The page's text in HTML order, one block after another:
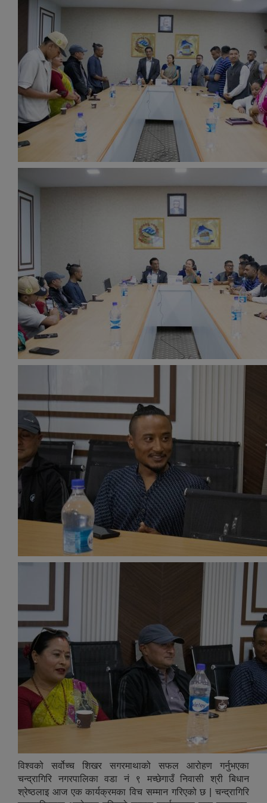
विश्वको सर्वोच्च शिखर सगरमाथाको सफल आरोहण गर्नुभएका
चन्द्रागिरि नगरपालिका वडा नं ९ मच्छेगाउँ निवासी श्री बिधान
श्रेष्ठलाइ आज एक कार्यक्रमका विच सम्मान गरिएको छ | चन्द्रागिरि